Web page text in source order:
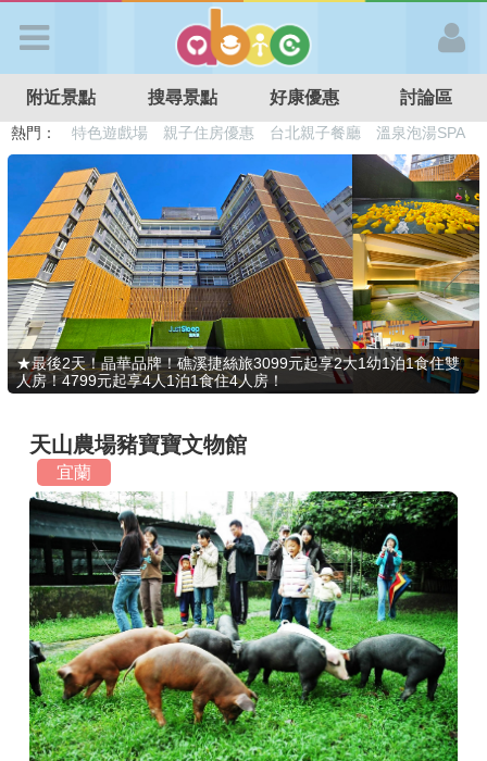
APP登入
首 頁
搜尋景點
好康優惠
最新消息
最新留言
商家合作
推薦景點
討論區
聯絡我們
附近景點 搜尋景點 好康優惠 討論區
熱門： 溜滑梯民宿 觀光工廠 DIY摘果
日本親子景點
特色遊戲場
親子住房優惠 台北親子餐廳 溫泉泡湯SPA
★最後2天！晶華品牌！礁溪捷絲旅3099元起享2大1幼1泊1食住雙
人房！4799元起享4人1泊1食住4人房！
天山農場豬寶寶文物館
宜蘭